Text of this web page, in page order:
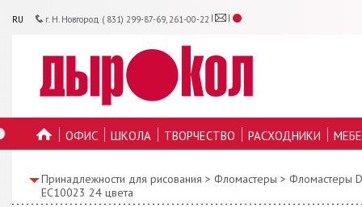
RU г. Н. Новгород ( 831) 299-87-69, 261-00-22
ОФИС ШКОЛА ТВОРЧЕСТВО РАСХОДНИКИ
Принадлежности для рисования > Фломастеры > Фломастеры
EC10023 24 цвета